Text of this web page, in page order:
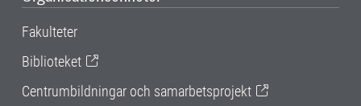
Fakulteter
Biblioteket
Centrumbildningar och samarbetsprojekt